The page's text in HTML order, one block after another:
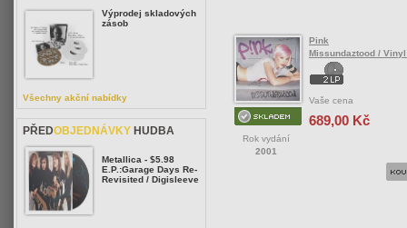
Rok vydání
2001
Pink
Missundaztood /
Vaše cena
689,00 Kč
Výprodej skladových
zásob
Všechny akční nabídky
PŘEDOBJEDNÁVKY HUDBA
Metallica - $5.98
E.P.:Garage Days Re-
Revisited / Digisleeve